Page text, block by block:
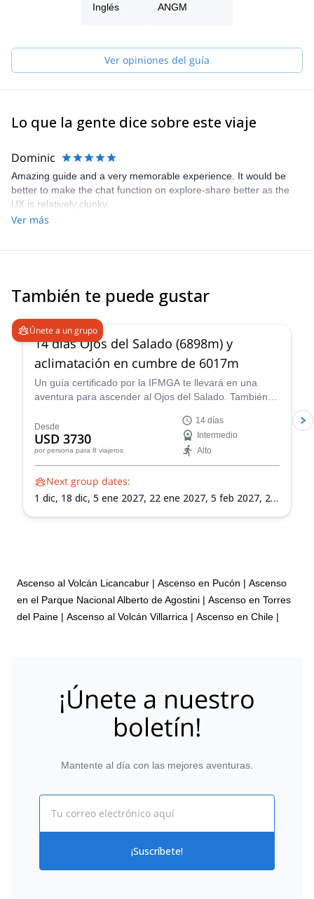
the chance to see a lava lake as you climb. You can combine this
Inglés ANGM
Ver opiniones del guía
Lo que la gente dice sobre este viaje
Dominic
Amazing guide and a very memorable experience. It would be
better to make the chat function on explore-share better as the
UX is relatively clunky.
Ver más
También te puede gustar
Únete a un grupo
14 días Ojos del Salado (6898m) y
aclimatación en cumbre de 6017m
Un guía certificado por la IFMGA te llevará en una
aventura para ascender al Ojos del Salado. También
San Francisco para aclimatación.
Desde
USD 3730
por persona para 8 viajeros
14 días
Intermedio
Alto
Next group dates:
1 dic, 18 dic, 5 ene 2027, 22 ene 2027, 5 feb 2027, 21
Ascenso al Volcán Licancabur | Ascenso en Pucón | Ascenso
en el Parque Nacional Alberto de Agostini | Ascenso en Torres
del Paine | Ascenso al Volcán Villarrica | Ascenso en Chile |
¡Únete a nuestro
boletín!
Mantente al día con las mejores aventuras.
¡Suscríbete!